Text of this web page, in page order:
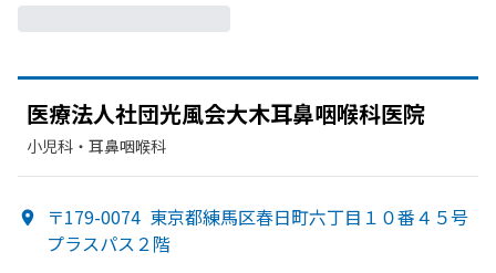
医療法人社団光風会大木耳鼻咽喉科医院
小児科・​耳鼻咽喉科
〒179-0074 東京都練馬区春日町六丁目１０番４５号
プラスパス２階